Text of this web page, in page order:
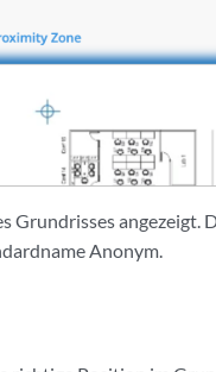
angezeigt.
Anonym.